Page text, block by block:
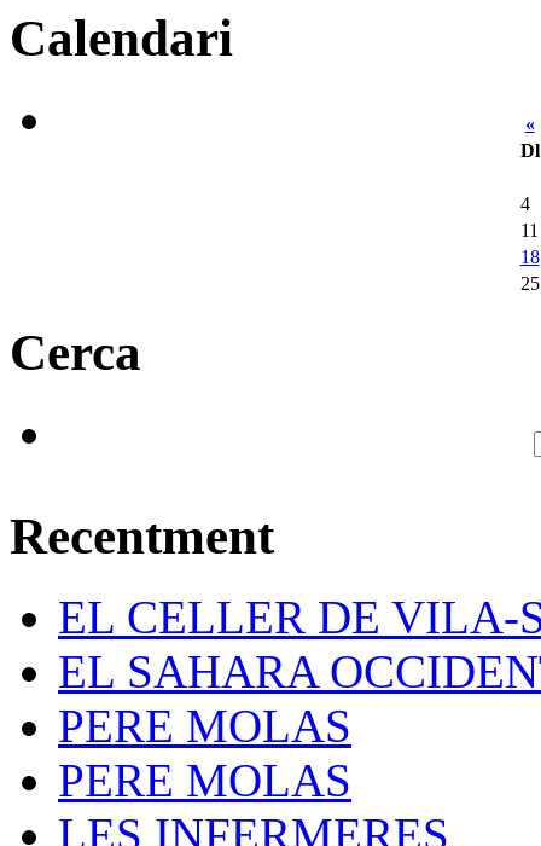
Calendari
«
Dl
4
11
18
25
Cerca
Recentment
EL CELLER DE VILA-
EL SAHARA
PERE MOLAS
PERE MOLAS
LES INFERMERES